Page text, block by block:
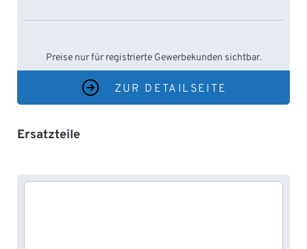
Preise nur für registrierte Gewerbekunden sichtbar.
ZUR DETAILSEITE
Produktgalerie überspringen
Ersatzteile